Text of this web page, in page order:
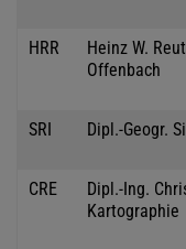
HRR
Heinz W.
Offenbach
SRI Dipl.-Geogr.
CRE
Dipl.-Ing.
Kartographie